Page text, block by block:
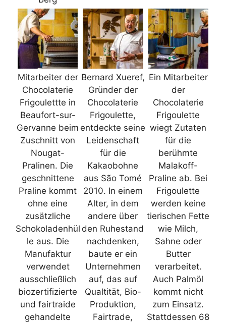
Mitarbeiter der
Chocolaterie
Frigoulettte in
Beaufort-sur-
Gervanne beim
Zuschnitt von
Nougat-
Pralinen. Die
geschnittene
Praline kommt
ohne eine
zusätzliche
Schokoladenhül
le aus. Die
Manufaktur
verwendet
ausschließlich
biozertifizierte
und fairtraide
gehandelte
Bernard Xueref,
Gründer der
Chocolaterie
Frigoulette,
entdeckte seine
Leidenschaft
für die
Kakaobohne
aus São Tomé
2010. In einem
Alter, in dem
andere über
den Ruhestand
nachdenken,
baute er ein
Unternehmen
auf, das auf
Qualtität, Bio-
Produktion,
Fairtrade,
Ein Mitarbeiter
der
Chocolaterie
Frigoulette
wiegt Zutaten
für die
berühmte
Malakoff-
Praline ab. Bei
Frigoulette
werden keine
tierischen Fette
wie Milch,
Sahne oder
Butter
verarbeitet.
Auch Palmöl
kommt nicht
zum Einsatz.
Stattdessen 68